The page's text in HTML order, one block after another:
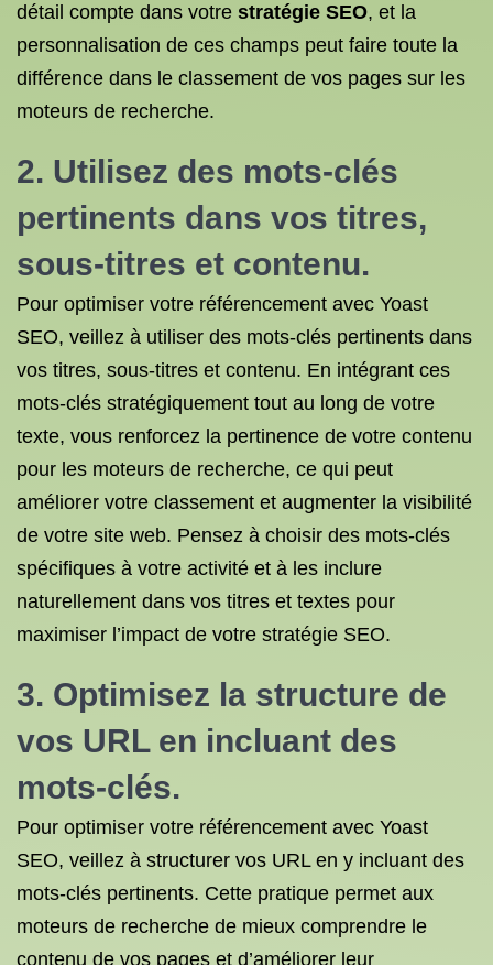
détail compte dans votre stratégie SEO, et la
personnalisation de ces champs peut faire toute la
différence dans le classement de vos pages sur les
moteurs de recherche.
2. Utilisez des mots-clés
pertinents dans vos titres,
sous-titres et contenu.
Pour optimiser votre référencement avec Yoast
SEO, veillez à utiliser des mots-clés pertinents dans
vos titres, sous-titres et contenu. En intégrant ces
mots-clés stratégiquement tout au long de votre
texte, vous renforcez la pertinence de votre contenu
pour les moteurs de recherche, ce qui peut
améliorer votre classement et augmenter la visibilité
de votre site web. Pensez à choisir des mots-clés
spécifiques à votre activité et à les inclure
naturellement dans vos titres et textes pour
maximiser l’impact de votre stratégie SEO.
3. Optimisez la structure de
vos URL en incluant des
mots-clés.
Pour optimiser votre référencement avec Yoast
SEO, veillez à structurer vos URL en y incluant des
mots-clés pertinents. Cette pratique permet aux
moteurs de recherche de mieux comprendre le
contenu de vos pages et d’améliorer leur